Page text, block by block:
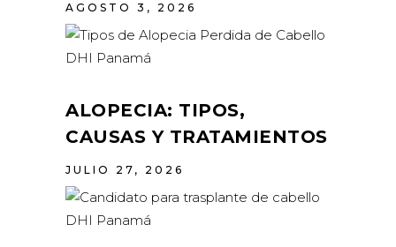
AGOSTO 3, 2026
ALOPECIA: TIPOS,
CAUSAS Y TRATAMIENTOS
JULIO 27, 2026